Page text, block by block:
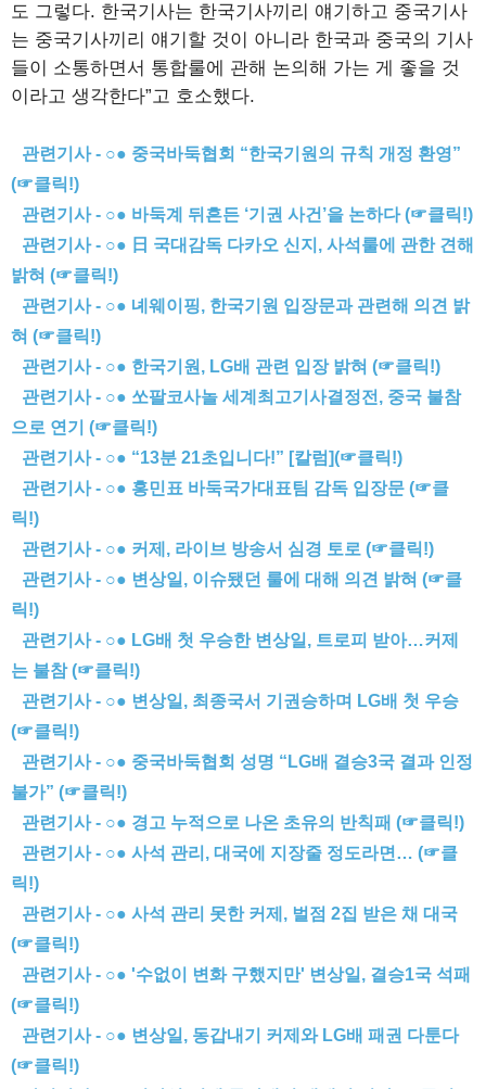
도 그렇다. 한국기사는 한국기사끼리 얘기하고 중국기사
는 중국기사끼리 얘기할 것이 아니라 한국과 중국의 기사
들이 소통하면서 통합룰에 관해 논의해 가는 게 좋을 것
이라고 생각한다”고 호소했다.
관련기사 - ○● 중국바둑협회 “한국기원의 규칙 개정 환영”
(☞클릭!)
관련기사 - ○● 바둑계 뒤흔든 ‘기권 사건’을 논하다 (☞클릭!)
관련기사 - ○● 日 국대감독 다카오 신지, 사석룰에 관한 견해
밝혀 (☞클릭!)
관련기사 - ○● 녜웨이핑, 한국기원 입장문과 관련해 의견 밝
혀 (☞클릭!)
관련기사 - ○● 한국기원, LG배 관련 입장 밝혀 (☞클릭!)
관련기사 - ○● 쏘팔코사놀 세계최고기사결정전, 중국 불참
으로 연기 (☞클릭!)
관련기사 - ○● “13분 21초입니다!” [칼럼](☞클릭!)
관련기사 - ○● 홍민표 바둑국가대표팀 감독 입장문 (☞클
릭!)
관련기사 - ○● 커제, 라이브 방송서 심경 토로 (☞클릭!)
관련기사 - ○● 변상일, 이슈됐던 룰에 대해 의견 밝혀 (☞클
릭!)
관련기사 - ○● LG배 첫 우승한 변상일, 트로피 받아…커제
는 불참 (☞클릭!)
관련기사 - ○● 변상일, 최종국서 기권승하며 LG배 첫 우승
(☞클릭!)
관련기사 - ○● 중국바둑협회 성명 “LG배 결승3국 결과 인정
불가” (☞클릭!)
관련기사 - ○● 경고 누적으로 나온 초유의 반칙패 (☞클릭!)
관련기사 - ○● 사석 관리, 대국에 지장줄 정도라면… (☞클
릭!)
관련기사 - ○● 사석 관리 못한 커제, 벌점 2집 받은 채 대국
(☞클릭!)
관련기사 - ○● '수없이 변화 구했지만' 변상일, 결승1국 석패
(☞클릭!)
관련기사 - ○● 변상일, 동갑내기 커제와 LG배 패권 다툰다
(☞클릭!)